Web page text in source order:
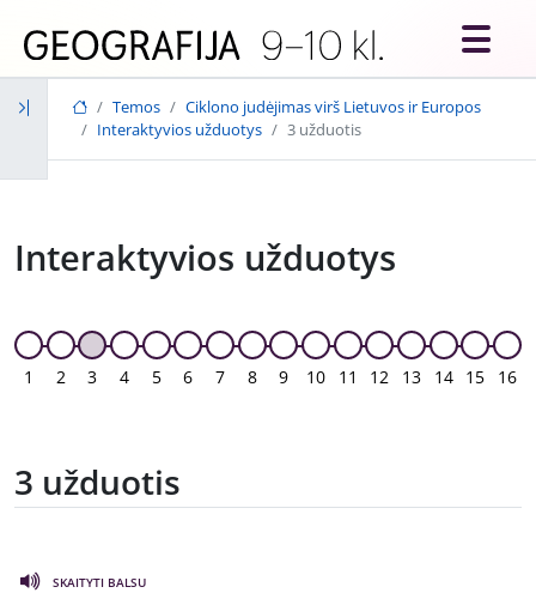
Temos
Ciklono judėjimas virš Lietuvos ir Europos
Interaktyvios užduotys
3 užduotis
Interaktyvios užduotys
1 2 3 4 5 6 7 8 9 10 11 12 13 14 15 16
3 užduotis
SKAITYTI BALSU